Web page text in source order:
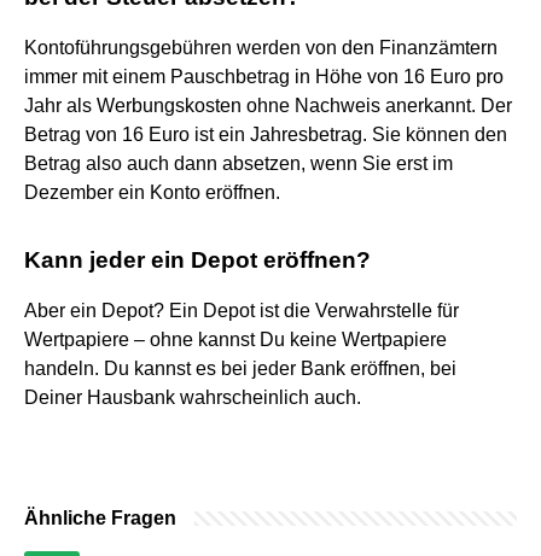
Kontoführungsgebühren werden von den Finanzämtern
immer mit einem Pauschbetrag in Höhe von 16 Euro pro
Jahr als Werbungskosten ohne Nachweis anerkannt. Der
Betrag von 16 Euro ist ein Jahresbetrag. Sie können den
Betrag also auch dann absetzen, wenn Sie erst im
Dezember ein Konto eröffnen.
Kann jeder ein Depot eröffnen?
Aber ein Depot? Ein Depot ist die Verwahrstelle für
Wertpapiere – ohne kannst Du keine Wertpapiere
handeln. Du kannst es bei jeder Bank eröffnen, bei
Deiner Hausbank wahrscheinlich auch.
Ähnliche Fragen